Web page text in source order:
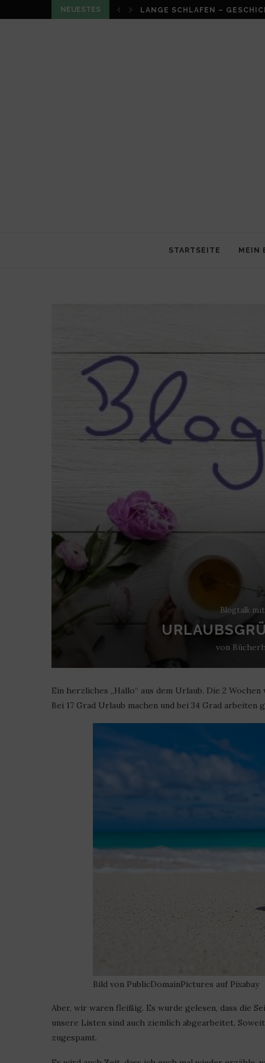
NEUESTES LOUMA VON CHRISTIAN
STARTSEITE MEIN
Blogtalk
von
Ein herzliches „Hallo“ aus dem Urlaub. Die 2
Bei 17 Grad Urlaub machen und bei 34 Grad arbeiten
Bild von PublicDomainPictures auf Pixabay
Aber, wir waren fleißig. Es wurde gelesen, dass die
unsere Listen sind auch ziemlich abgearbeitet.
zugespamt.